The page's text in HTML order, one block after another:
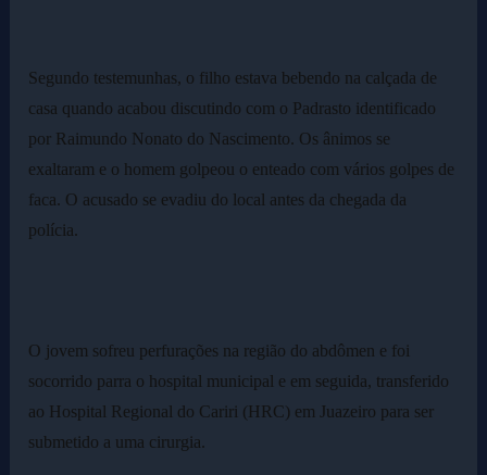
Segundo testemunhas, o filho estava bebendo na calçada de
casa quando acabou discutindo com o Padrasto identificado
por Raimundo Nonato do Nascimento. Os ânimos se
exaltaram e o homem golpeou o enteado com vários golpes de
faca. O acusado se evadiu do local antes da chegada da
polícia.
O jovem sofreu perfurações na região do abdômen e foi
socorrido parra o hospital municipal e em seguida, transferido
ao Hospital Regional do Cariri (HRC) em Juazeiro para ser
submetido a uma cirurgia.